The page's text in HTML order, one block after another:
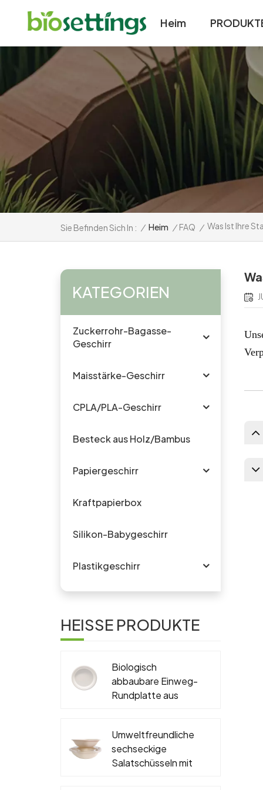
Heim
Sie Befinden Sich In : / Heim / FAQ / Was Ist Ihre
KATEGORIEN
Zuckerrohr-Bagasse-
Geschirr
Maisstärke-Geschirr
CPLA/PLA-Geschirr
Besteck aus Holz/Bambus
Papiergeschirr
Kraftpapierbox
Silikon-Babygeschirr
Plastikgeschirr
HEISSE PRODUKTE
Biologisch
abbaubare Einweg-
Rundplatte aus
6'', 7'', 9'', 10''
Umweltfreundliche
sechseckige
Salatschüsseln mit